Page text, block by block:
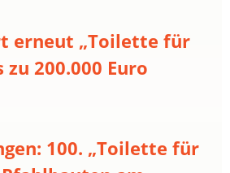
erneut „Toilette für
200.000 Euro
100. „Toilette für